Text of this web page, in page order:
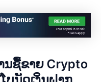
ນຊື້ຂາຍ Crypto